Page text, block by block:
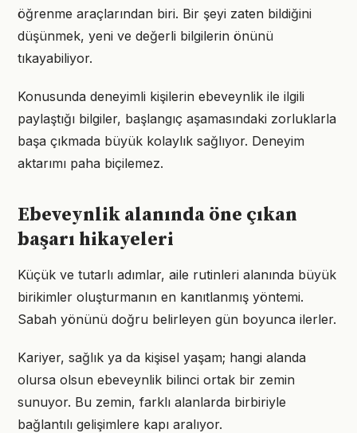
öğrenme araçlarından biri. Bir şeyi zaten bildiğini
düşünmek, yeni ve değerli bilgilerin önünü
tıkayabiliyor.
Konusunda deneyimli kişilerin ebeveynlik ile ilgili
paylaştığı bilgiler, başlangıç aşamasındaki zorluklarla
başa çıkmada büyük kolaylık sağlıyor. Deneyim
aktarımı paha biçilemez.
Ebeveynlik alanında öne çıkan
başarı hikayeleri
Küçük ve tutarlı adımlar, aile rutinleri alanında büyük
birikimler oluşturmanın en kanıtlanmış yöntemi.
Sabah yönünü doğru belirleyen gün boyunca ilerler.
Kariyer, sağlık ya da kişisel yaşam; hangi alanda
olursa olsun ebeveynlik bilinci ortak bir zemin
sunuyor. Bu zemin, farklı alanlarda birbiriyle
bağlantılı gelişimlere kapı aralıyor.